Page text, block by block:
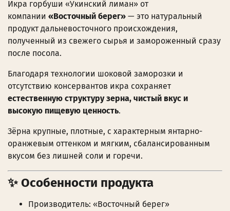
Икра горбуши «Укинский лиман» от
компании «Восточный берег» — это натуральный
продукт дальневосточного происхождения,
полученный из свежего сырья и замороженный сразу
после посола.
Благодаря технологии шоковой заморозки и
отсутствию консервантов икра сохраняет
естественную структуру зерна, чистый вкус и
высокую пищевую ценность.
Зёрна крупные, плотные, с характерным янтарно-
оранжевым оттенком и мягким, сбалансированным
вкусом без лишней соли и горечи.
✨ Особенности продукта
Производитель: «Восточный берег»